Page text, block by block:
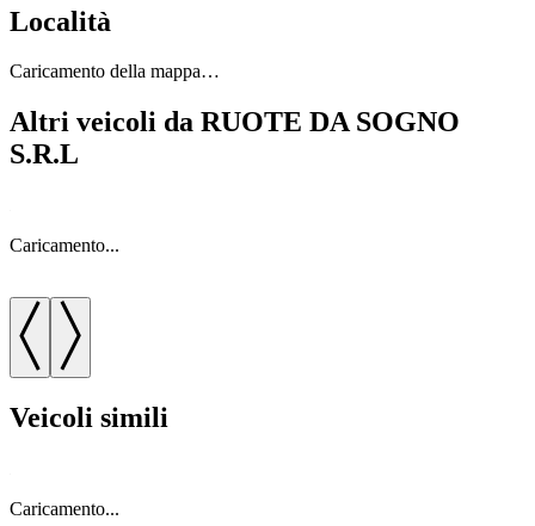
Località
Caricamento della mappa…
Altri veicoli da RUOTE DA SOGNO
S.R.L
Caricamento...
Veicoli simili
Caricamento...